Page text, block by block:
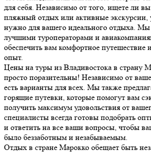
для себя. Независимо от того, ищете ли
пляжный отдых или активные экскурсии,
нужно для вашего идеального отдыха. Мы
лучшими туроператорами и
обеспечить вам комфортное путешествие
опыт.
Цены на туры из Владивостока в страну
просто поразительны! Независимо от
есть варианты для всех. Мы также
горящие путевки, которые помогут вам
получить максимум удовольствия от
специалисты всегда готовы подобрать
и ответить на все ваши вопросы, чтобы
было беззаботным и незабываемым.
Отдых в стране Марокко обещает быть